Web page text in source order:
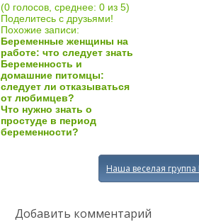
(0 голосов, среднее: 0 из 5)
Поделитесь с друзьями!
Похожие записи:
Беременные женщины на
работе: что следует знать
Беременность и
домашние питомцы:
следует ли отказываться
от любимцев?
Что нужно знать о
простуде в период
беременности?
Наша веселая группа
Добавить комментарий